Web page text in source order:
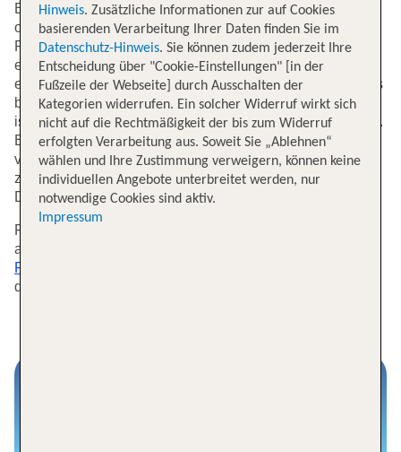
Egal ob Du die sonnigen Strände Spaniens ansteuerst
oder zu einem wichtigen Meeting in München fliegst, der
Flughafen Karlsruhe ist dein Startpunkt zu vielen
europäischen wie auch internationalen Flugzielen. Mit
einer Auswahl von Airlines, die für jeden Reisenden etwas
bieten, vom Last Minute Flug bis hin zu Nonstop Flügen,
ist es einfacher denn je, Deinen perfekten Flug zu buchen.
Entdecke die Vorteile einer Flugreise von Karlsruhe aus,
von der bequemen Anreise zum Flughafen bis zu den
zahlreichen Flugverbindungen, die Deinen Urlaub oder
Deine Geschäftsreise zu einem vollen Erfolg machen.
Für diejenigen, die ihre Reise aus anderen Städten
antreten möchten, bieten wir ebenfalls attraktive
Flüge nach Karlsruhe
diese kulturell reiche Region Deutschlands zu erleichtern.
Hinweis. Zusätzliche Informationen zur auf Cookies
basierenden Verarbeitung Ihrer Daten finden Sie im
Datenschutz-Hinweis. Sie können zudem jederzeit Ihre
Entscheidung über "Cookie-Einstellungen" [in der
Fußzeile der Webseite] durch Ausschalten der
Kategorien widerrufen. Ein solcher Widerruf wirkt sich
nicht auf die Rechtmäßigkeit der bis zum Widerruf
erfolgten Verarbeitung aus. Soweit Sie „Ablehnen“
wählen und Ihre Zustimmung verweigern, können keine
individuellen Angebote unterbreitet werden, nur
notwendige Cookies sind aktiv.
Impressum